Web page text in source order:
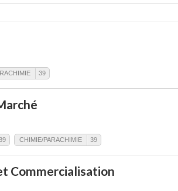
39
CHIMIE/PARACHIMIE 39
Commercialisation